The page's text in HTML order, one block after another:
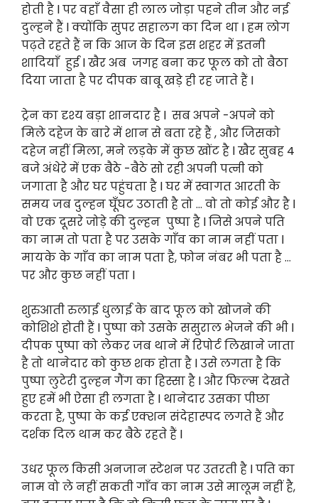
होती है l पर वहाँ वैसा ही लाल जोड़ा पहने तीन और नई
दुल्हने हैं l क्योंकि सुपर सहालग का दिन था l हम लोग
पढ़ते रहते हैं न कि आज के दिन इस शहर में इतनी
शादियाँ हुई l खैर अब जगह बना कर फूल को तो बैठा
दिया जाता है पर दीपक बाबू खड़े ही रह जाते हैं l
ट्रेन का दृश्य बड़ा शानदार है l सब अपने -अपने को
मिले दहेज के बारे में शान से बता रहे हैं , और जिसको
दहेज नहीं मिला, मने लड़के में कुछ खोंट है l खैर सुबह 4
बजे अंधेरे में एक बैठे -बैठे सो रही अपनी पत्नी को
जगाता है और घर पहुंचता है l घर में स्वागत आरती के
समय जब दुल्हन घूँघट उठाती है तो … वो तो कोई और है l
वो एक दूसरे जोड़े की दुल्हन पुष्पा है l जिसे अपने पति
का नाम तो पता है पर उसके गाँव का नाम नहीं पता l
मायके के गाँव का नाम पता है, फोन नंबर भी पता है …
पर और कुछ नहीं पता l
शुरुआती रुलाई धुलाई के बाद फूल को खोजने की
कोशिशे होती हैं l पुष्पा को उसके ससुराल भेजने की भी l
दीपक पुष्पा को लेकर जब थाने में रिपोर्ट लिखाने जाता
है तो थानेदार को कुछ शक होता है l उसे लगता है कि
पुष्पा लुटेरी दुल्हन गैंग का हिस्सा है l और फिल्म देखते
हुए हमें भी ऐसा ही लगता है l थानेदार उसका पीछा
करता है, पुष्पा के कई एक्शन संदेहास्पद लगते हैं और
दर्शक दिल थाम कर बैठे रहते हैं l
उधर फूल किसी अनजान स्टेशन पर उतरती है l पति का
नाम वो ले नहीं सकती गाँव का नाम उसे मालूम नहीं है,